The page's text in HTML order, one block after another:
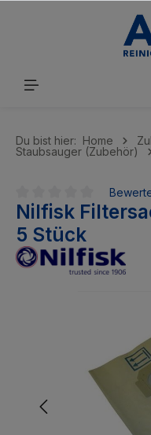
Du bist hier: Home
Staubsauger (Zubehör)
Durchschnittliche
Nilfisk
5 Stück